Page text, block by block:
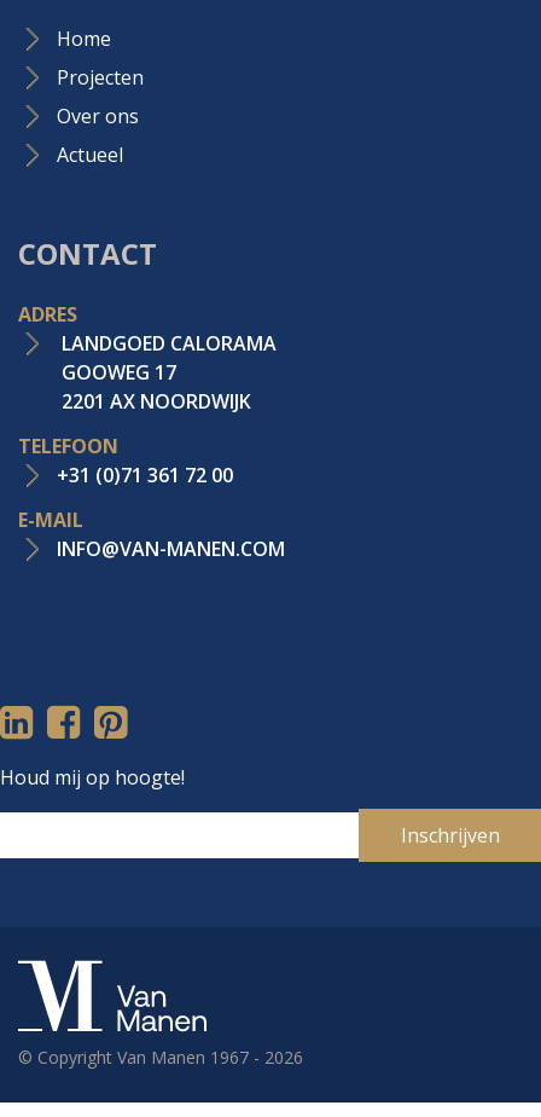
Home
Projecten
Over ons
Actueel
CONTACT
ADRES
LANDGOED CALORAMA
GOOWEG 17
2201 AX NOORDWIJK
TELEFOON
+31 (0)71 361 72 00
E-MAIL
INFO@VAN-MANEN.COM
Houd mij op hoogte!
Je e-mailadres
Inschrijven
© Copyright Van Manen 1967 - 2026